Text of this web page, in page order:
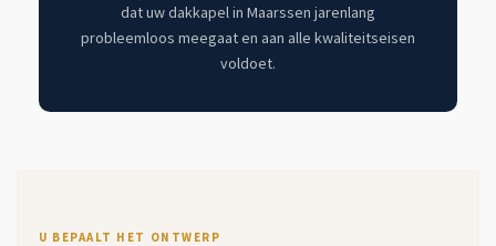
dat uw dakkapel in Maarssen jarenlang
probleemloos meegaat en aan alle kwaliteitseisen
voldoet.
U BEPAALT HET ONTWERP